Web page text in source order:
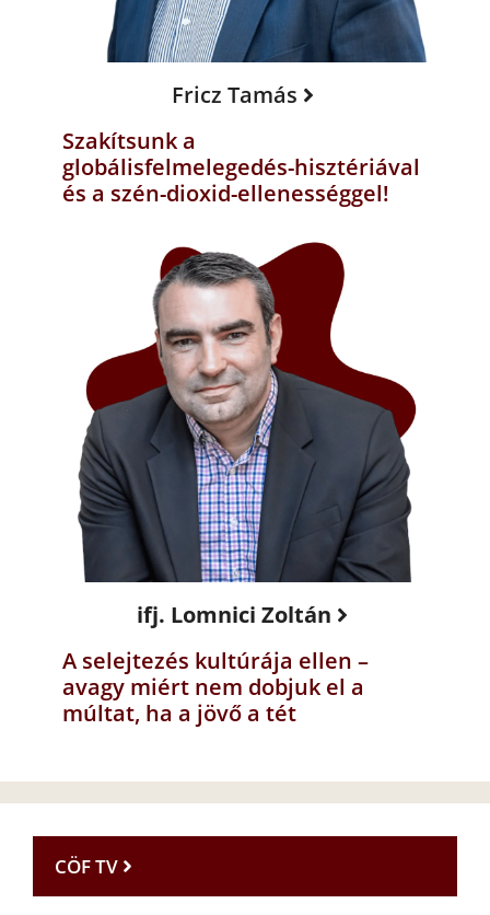
Fricz Tamás
Szakítsunk a
globálisfelmelegedés-hisztériával
és a szén-dioxid-ellenességgel!
ifj. Lomnici Zoltán
A selejtezés kultúrája ellen –
avagy miért nem dobjuk el a
múltat, ha a jövő a tét
CÖF TV